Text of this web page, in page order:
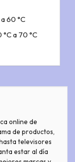
60 °C
a 70 °C
online de
de productos,
televisores
estar al día